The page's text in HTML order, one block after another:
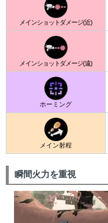
メインショットダメージ(近)
メインショットダメージ(遠)
ホーミング
メイン射程
瞬間火力を重視